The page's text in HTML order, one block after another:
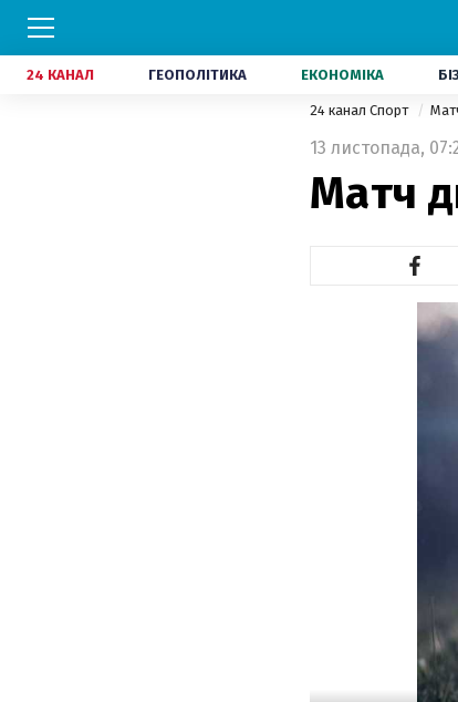
24 КАНАЛ ГЕОПОЛІТИКА ЕКОНОМІКА
24 канал Спорт
13 листопада,
Матч